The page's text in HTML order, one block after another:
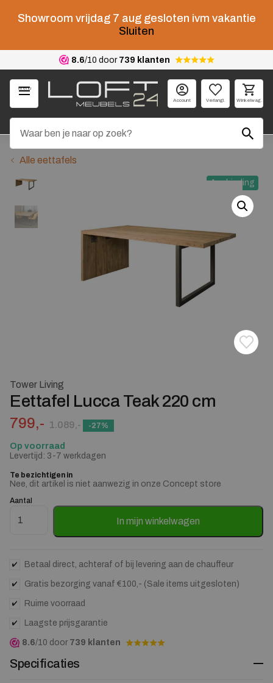
Showroom vrijdag 7 aug gesloten ivm vakantie
Sluiten
8.6/10 door 739 klanten
Menu
Account Verlangl. Winkelwag.
Alle eettafels
Aanbieding
Tower Living
Eettafel Lucca Teak 220 cm
1.089,-
Oorspronkelijke prijs was: 1.089,-.
799,-
Huidige prijs is: 799,-.
-27%
Op voorraad
Levertijd: 3-7 werkdagen
Te bezichtigen in
Nee, dit artikel is niet aanwezig in onze Concept store
Aantal
Eettafel Lucca Teak 220 cm aantal
In mijn winkelwagen
Betaal direct, achteraf of bij levering aan de chauffeur
Gratis bezorging vanaf €100,- (Sale items uitgesloten)
Ruime voorraad
Laagste prijsgarantie
8.6/10 door 739 klanten
Specificaties